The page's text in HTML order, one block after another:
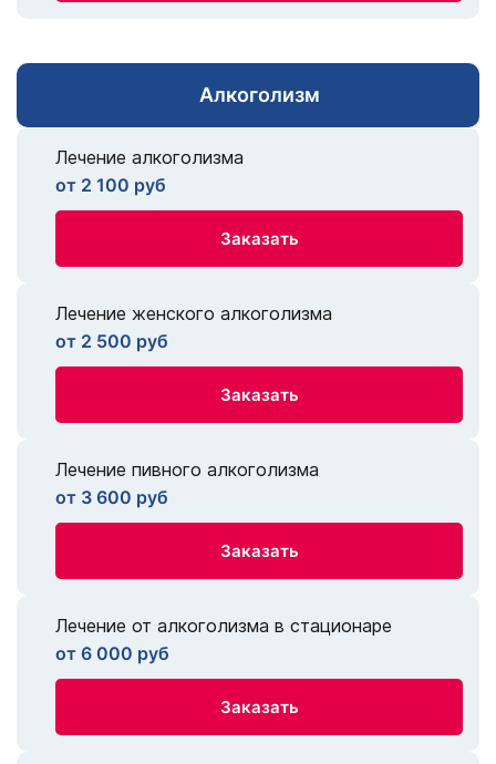
Алкоголизм
Лечение алкоголизма
от 2 100 руб
Заказать
Лечение женского алкоголизма
от 2 500 руб
Заказать
Лечение пивного алкоголизма
от 3 600 руб
Заказать
Лечение от алкоголизма в стационаре
от 6 000 руб
Заказать